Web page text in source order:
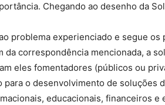
Chegando ao desenho da
problema experienciado e segue
da correspondência mencionada, a
eles fomentadores (públicos ou
para o desenvolvimento de soluções
educacionais, financeiros